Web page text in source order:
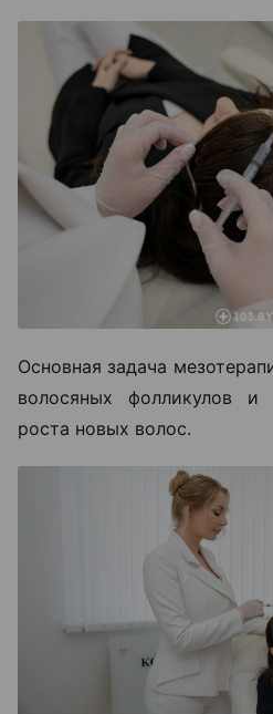
Основная задача
волосяных фолликулов и
роста новых волос.